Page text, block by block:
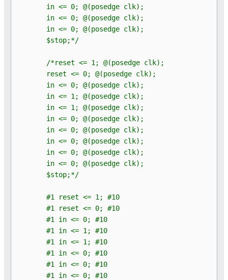
in <= 0; @(posedge clk);
in <= 0; @(posedge clk);
in <= 0; @(posedge clk);
$stop;*/
/*reset <= 1; @(posedge clk);
reset <= 0; @(posedge clk);
in <= 0; @(posedge clk);
in <= 1; @(posedge clk);
in <= 1; @(posedge clk);
in <= 0; @(posedge clk);
in <= 0; @(posedge clk);
in <= 0; @(posedge clk);
in <= 0; @(posedge clk);
in <= 0; @(posedge clk);
$stop;*/
#1 reset <= 1; #10
#1 reset <= 0; #10
#1 in <= 0; #10
#1 in <= 1; #10
#1 in <= 1; #10
#1 in <= 0; #10
#1 in <= 0; #10
#1 in <= 0; #10